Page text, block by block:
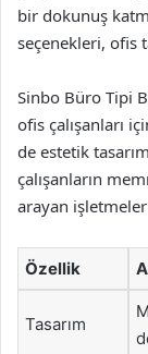
bir dokunuş
seçenekleri, ofis
Sinbo Büro Tipi
ofis çalışanları
de estetik
çalışanların
arayan
Özellik
Tasarım